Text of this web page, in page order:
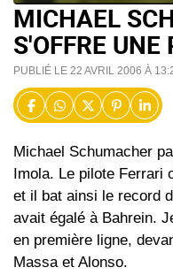
MICHAEL
S'OFFRE UNE
PUBLIÉ LE 22 AVRIL 2006 À
Michael Schumacher
Imola. Le pilote Ferrari
et il bat ainsi le record
avait égalé à Bahrein.
en première ligne,
Massa et Alonso.